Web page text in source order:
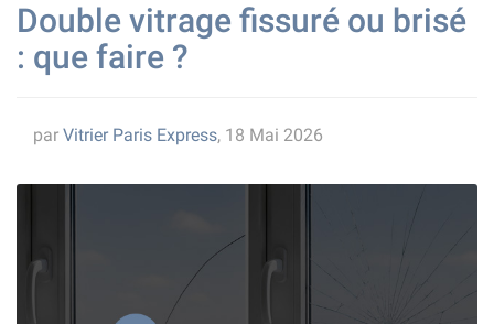
Double vitrage fissuré ou brisé
: que faire ?
par Vitrier Paris Express, 18 Mai 2026